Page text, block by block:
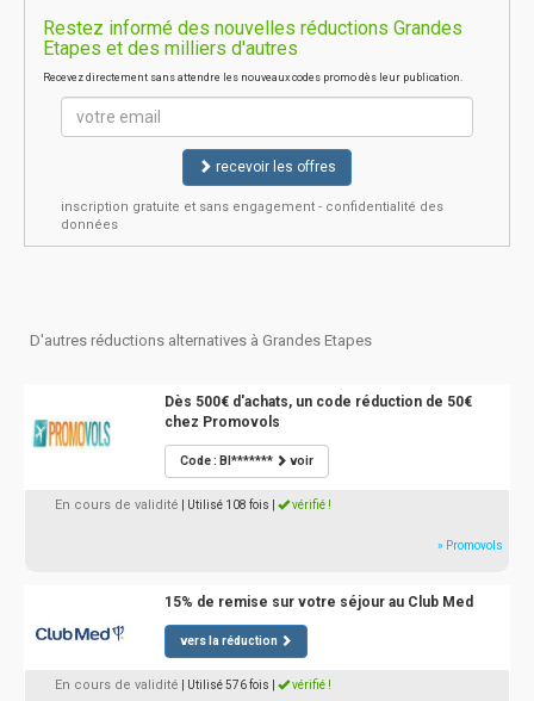
Restez informé des nouvelles réductions Grandes
Etapes et des milliers d'autres
Recevez directement sans attendre les nouveaux codes promo dès leur publication.
recevoir les offres
inscription gratuite et sans engagement - confidentialité des
données
D'autres réductions alternatives à Grandes Etapes
Dès 500€ d'achats, un code réduction de 50€
chez Promovols
Code : BI******* voir
En cours de validité | Utilisé 108 fois vérifié !
» Promovols
15% de remise sur votre séjour au Club Med
vers la réduction
En cours de validité | Utilisé 576 fois vérifié !